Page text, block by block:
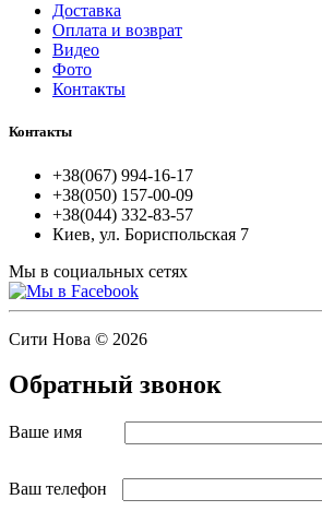
Доставка
Оплата и возврат
Видео
Фото
Контакты
Контакты
+38(067) 994-16-17
+38(050) 157-00-09
+38(044) 332-83-57
Киев, ул. Бориспольская 7
Мы в социальных сетях
Сити Нова © 2026
Обратный звонок
Ваше имя
Ваш телефон